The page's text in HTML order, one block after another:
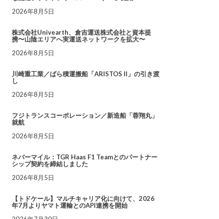
2026年8月5日
株式会社Univearth、倉吉運送株式会社と資本提
携〜山陰エリアへ実運送ネットワークを拡大〜
2026年8月5日
川崎重工業／ばら積運搬船「ARISTOS II」の引き渡
し
2026年8月5日
フジトランスコーポレーション／新造船「蓉翔丸」
就航
2026年8月5日
ネバーマイル：TGR Haas F1 Teamとのパートナー
シップ契約を締結しました
2026年8月5日
【トドケール】マルチキャリア化に向けて、2026
年7月よりヤマト運輸とのAPI連携を開始